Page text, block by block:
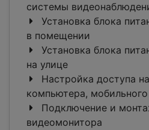
системы
Установка блока
в помещении
Установка блока
на улице
Настройка доступа
компьютера, мобильного
Подключение и
видеомонитора